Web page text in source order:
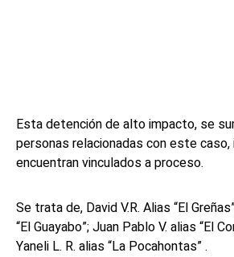
Esta detención de alto impacto, se
personas relacionadas con este
encuentran vinculados a proceso.
Se trata de, David V.R. Alias “El
“El Guayabo”; Juan Pablo V. alias “El
Yaneli L. R. alias “La Pocahontas” .